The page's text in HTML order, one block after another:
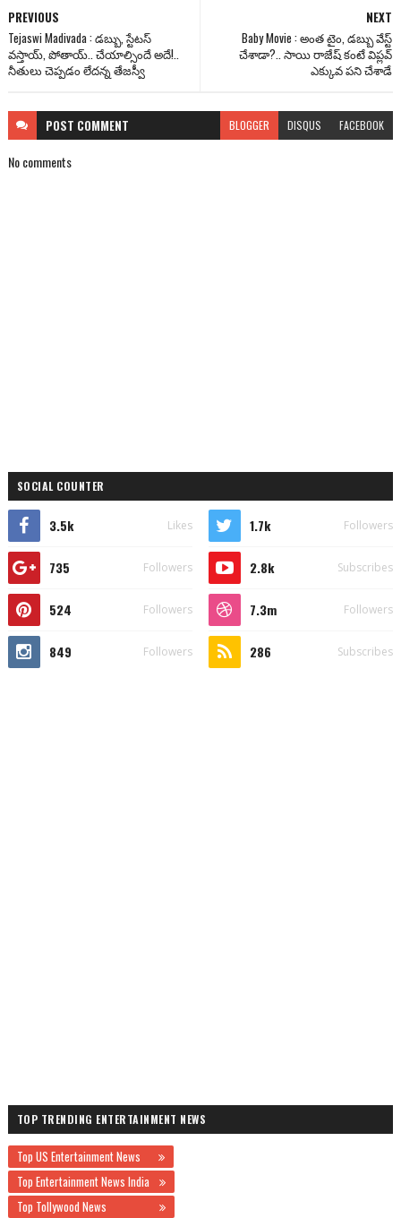
NEXT
Baby Movie : అంత టైం, డబ్బు వేస్ట్
చేశాడా?.. సాయి రాజేష్ కంటే విప్లవ్
ఎక్కువ పని చేశాడే
PREVIOUS
Tejaswi Madivada : డబ్బు, స్టేటస్
వస్తాయ్, పోతాయ్.. చేయాల్సిందే అదే!..
నీతులు చెప్పడం లేదన్న తేజస్వీ
POST COMMENT BLOGGER DISQUS FACEBOOK
No comments
SOCIAL COUNTER
3.5k Likes 1.7k Followers
735 Followers 2.8k Subscribes
524 Followers 7.3m Followers
849 Followers 286 Subscribes
TOP TRENDING ENTERTAINMENT NEWS
Top US Entertainment News
Top Entertainment News India
Top Tollywood News